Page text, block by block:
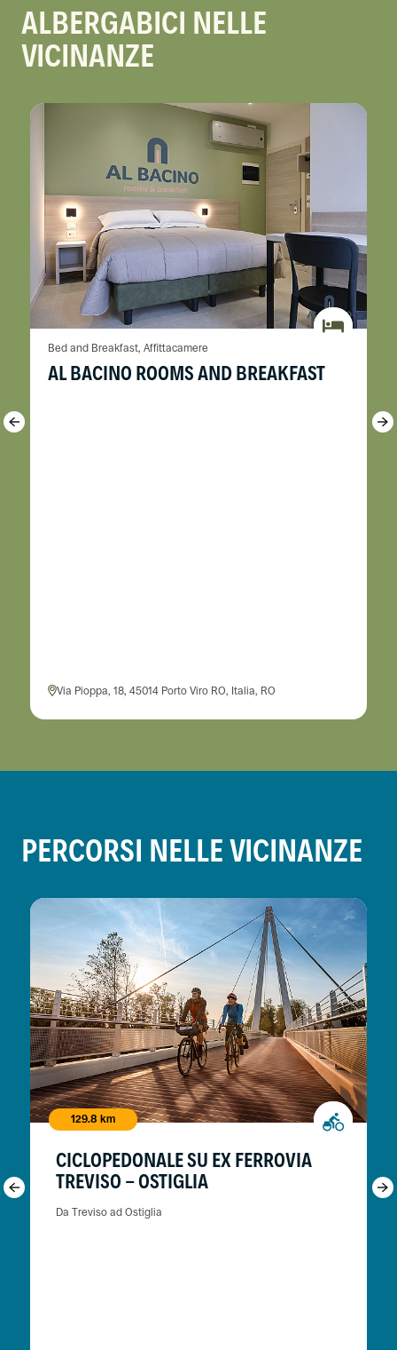
ALBERGABICI NELLE
VICINANZE
Bed and Breakfast, Affittacamere
AL BACINO ROOMS AND BREAKFAST
Via Pioppa, 18, 45014 Porto Viro RO, Italia, RO
PERCORSI NELLE VICINANZE
129.8 km
CICLOPEDONALE SU EX FERROVIA
TREVISO - OSTIGLIA
Da Treviso ad Ostiglia